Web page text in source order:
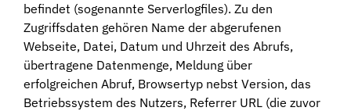
befindet (sogenannte Serverlogfiles). Zu den
Zugriffsdaten gehören Name der abgerufenen
Webseite, Datei, Datum und Uhrzeit des Abrufs,
übertragene Datenmenge, Meldung über
erfolgreichen Abruf, Browsertyp nebst Version, das
Betriebssystem des Nutzers, Referrer URL (die zuvor